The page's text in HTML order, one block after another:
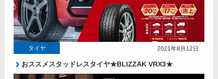
タイヤ 2021年8月12日
おススメスタッドレスタイヤ★BLIZZAK VRX3★